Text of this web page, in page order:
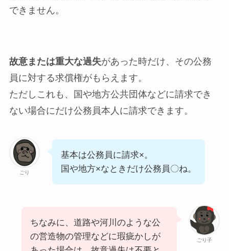
できません。
故意または重大な過失があった時だけ、その公務
員に対する求償権がもらえます。
ただしこれも、国や地方公共団体などに請求でき
ない場合にだけ公務員本人に請求できます。
ごり
基本は公務員に請求×。
国や地方×なときだけ公務員〇ね。
ごり子
ちなみに、道路や河川のような公
の営造物の管理などに瑕疵かしが